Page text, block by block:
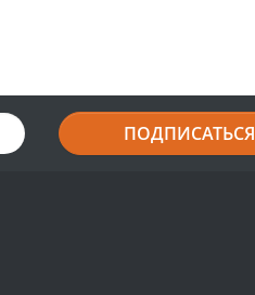
ПОДПИСАТЬСЯ